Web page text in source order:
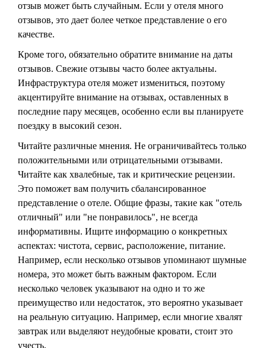
отзыв может быть случайным. Если у отеля много
отзывов, это дает более четкое представление о его
качестве.
Кроме того, обязательно обратите внимание на даты
отзывов. Свежие отзывы часто более актуальны.
Инфраструктура отеля может измениться, поэтому
акцентируйте внимание на отзывах, оставленных в
последние пару месяцев, особенно если вы планируете
поездку в высокий сезон.
Читайте различные мнения. Не ограничивайтесь только
положительными или отрицательными отзывами.
Читайте как хвалебные, так и критические рецензии.
Это поможет вам получить сбалансированное
представление о отеле. Общие фразы, такие как "отель
отличный" или "не понравилось", не всегда
информативны. Ищите информацию о конкретных
аспектах: чистота, сервис, расположение, питание.
Например, если несколько отзывов упоминают шумные
номера, это может быть важным фактором. Если
несколько человек указывают на одно и то же
преимущество или недостаток, это вероятно указывает
на реальную ситуацию. Например, если многие хвалят
завтрак или выделяют неудобные кровати, стоит это
учесть.